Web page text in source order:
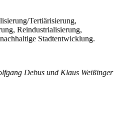
Tertiärisierung,
Reindustrialisierung,
Stadtentwicklung.
Debus und Klaus Weißinger